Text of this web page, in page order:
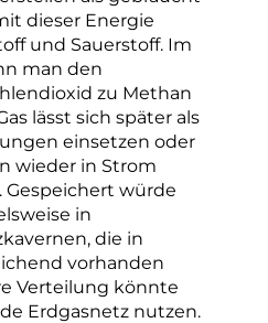
dieser Energie
und Sauerstoff. Im
man den
zu Methan
lässt sich später als
einsetzen oder
wieder in Strom
würde
in
die in
vorhanden
Verteilung könnte
Erdgasnetz nutzen.